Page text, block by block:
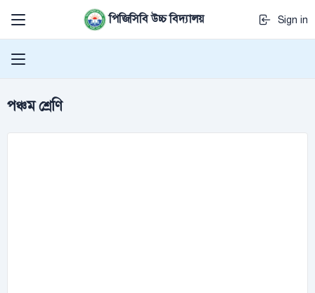
পিজিসিবি উচ্চ বিদ্যালয় Sign in
পঞ্চম শ্রেণি